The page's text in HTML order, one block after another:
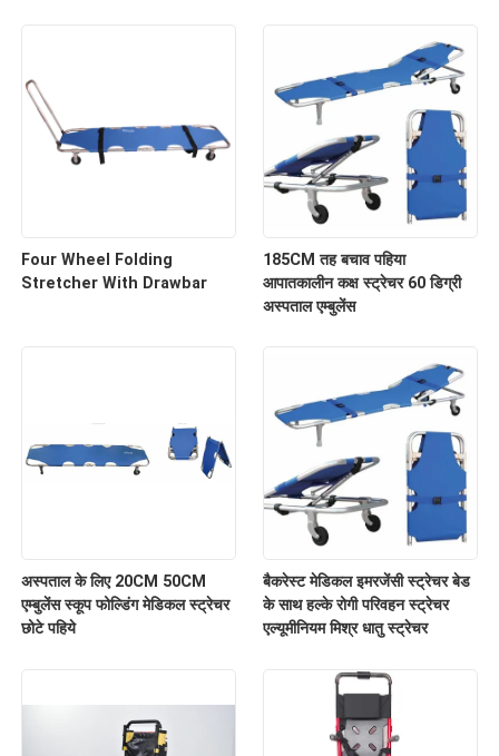
Four Wheel Folding
Stretcher With Drawbar
185CM तह बचाव पहिया
आपातकालीन कक्ष स्ट्रेचर 60 डिग्री
अस्पताल एम्बुलेंस
अस्पताल के लिए 20CM 50CM
एम्बुलेंस स्कूप फोल्डिंग मेडिकल स्ट्रेचर
छोटे पहिये
बैकरेस्ट मेडिकल इमरजेंसी स्ट्रेचर बेड
के साथ हल्के रोगी परिवहन स्ट्रेचर
एल्यूमीनियम मिश्र धातु स्ट्रेचर